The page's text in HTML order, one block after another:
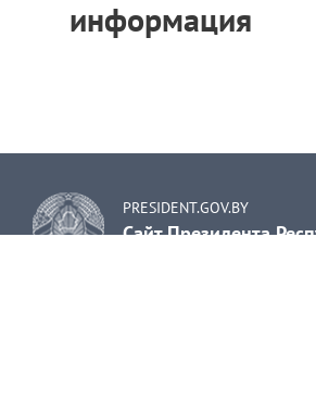
информация
PRESIDENT.GOV.BY
Сайт Президента